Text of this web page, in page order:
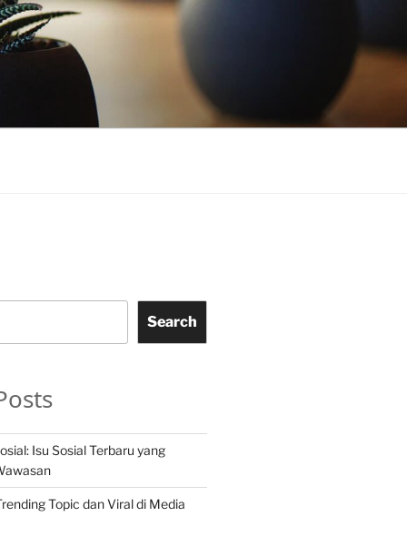
Search
Isu Sosial Terbaru yang
Topic dan Viral di Media